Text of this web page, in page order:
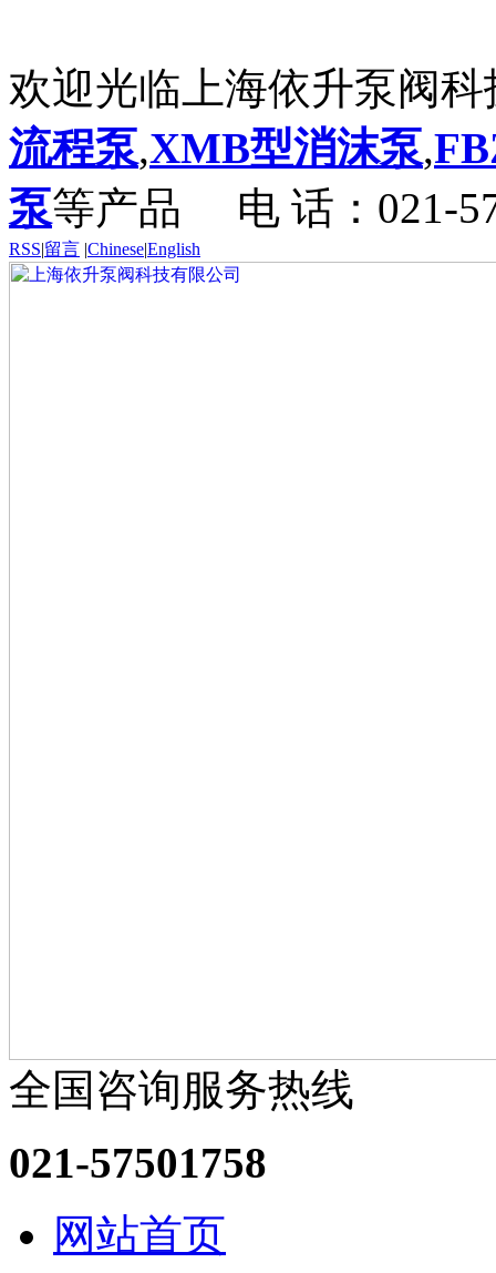
欢迎光临上海依升泵阀
流程泵,XMB型消沫泵,
泵等产品 电 话：021-
RSS|留言 |Chinese|English
全国咨询服务热线
021-57501758
网站首页